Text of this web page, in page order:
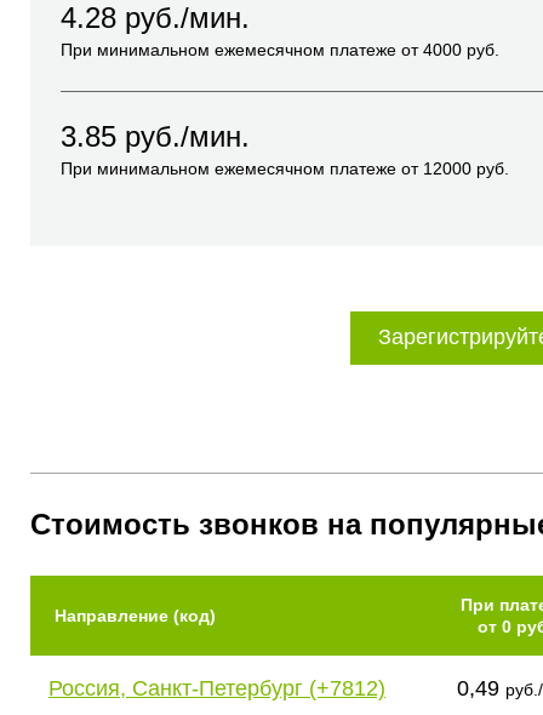
4.28 руб./мин.
При минимальном ежемесячном платеже от4000 руб.
3.85 руб./мин.
При минимальном ежемесячном платеже от 12000 руб.
Стоимость звонков на
Направление (код)
При
от 0
Россия, Санкт-Петербург (+7812) 0,49